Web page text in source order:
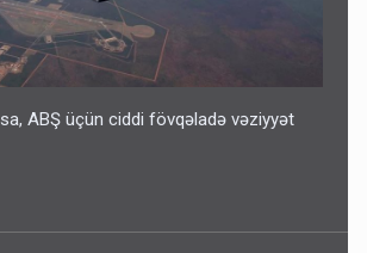
ABŞ üçün ciddi fövqəladə vəziyyət